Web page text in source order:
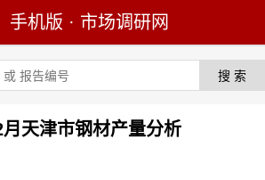
手机版 · 市场调研网
月天津市钢材产量分析